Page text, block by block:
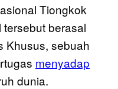
Tiongkok
berasal
Khusus, sebuah
menyadap
dunia.